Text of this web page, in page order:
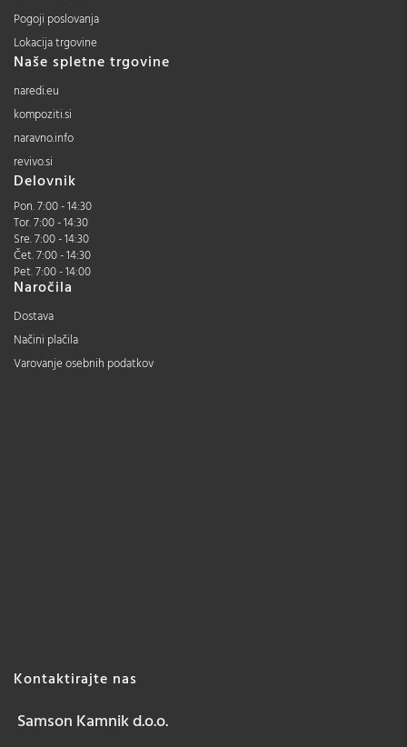
Pogoji poslovanja
Lokacija trgovine
Naše spletne trgovine
naredi.eu
kompoziti.si
naravno.info
revivo.si
Delovnik
Pon. 7:00 - 14:30
Tor. 7:00 - 14:30
Sre. 7:00 - 14:30
Čet. 7:00 - 14:30
Pet. 7:00 - 14:00
Naročila
Dostava
Načini plačila
Varovanje osebnih podatkov
Kontaktirajte nas
Samson Kamnik d.o.o.